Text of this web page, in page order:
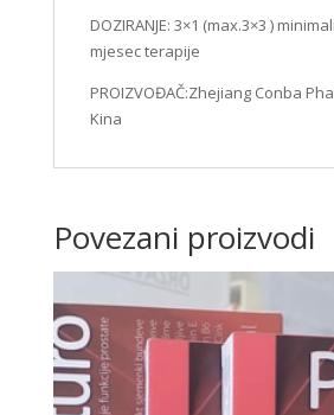
DOZIRANJE: 3×1 (max.3×3 )
mjesec terapije
PROIZVOĐAČ:Zhejiang Conba
Kina
Povezani proizvodi